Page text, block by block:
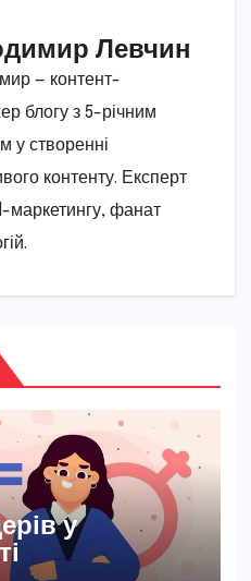
Левчин
— контент-
блогу з 5-річним
у створенні
контенту. Експерт
маркетингу, фанат
у